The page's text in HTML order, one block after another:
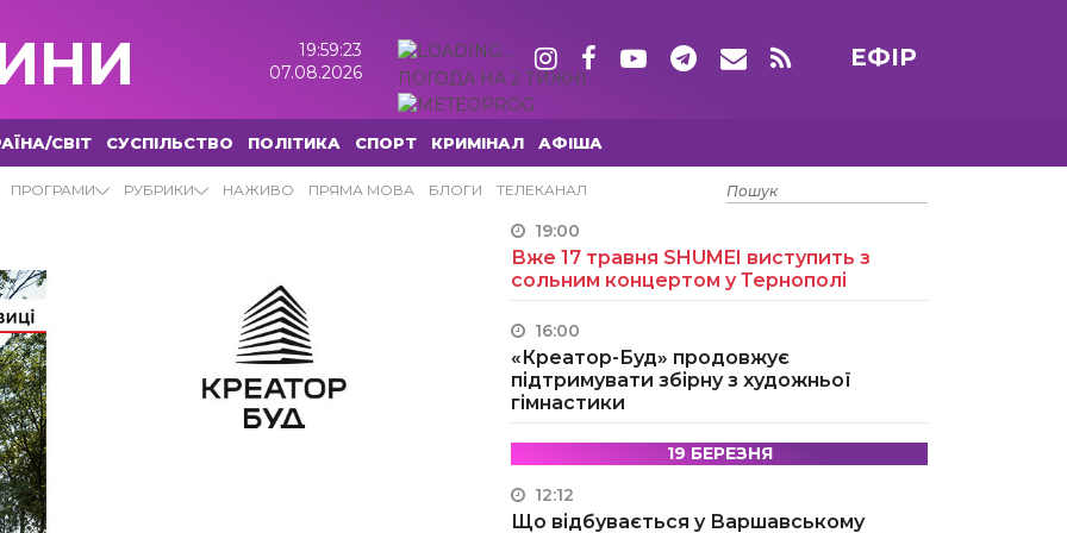
19:59:24
07.08.2026
ПОГОДА НА 2 ТИЖНІ
ЕФІР
СВІТ СУСПІЛЬСТВО ПОЛІТИКА СПОРТ КРИМІНАЛ АФІША
ПРОГРАМИ РУБРИКИ НАЖИВО ПРЯМА МОВА БЛОГИ ТЕЛЕКАНАЛ
15 ТРАВНЯ
19:00
Вже 17 травня SHUMEI виступить з
сольним концертом у Тернополі
16:00
«Креатор-Буд» продовжує
підтримувати збірну з художньої
гімнастики
19 БЕРЕЗНЯ
12:12
Що відбувається у Варшавському